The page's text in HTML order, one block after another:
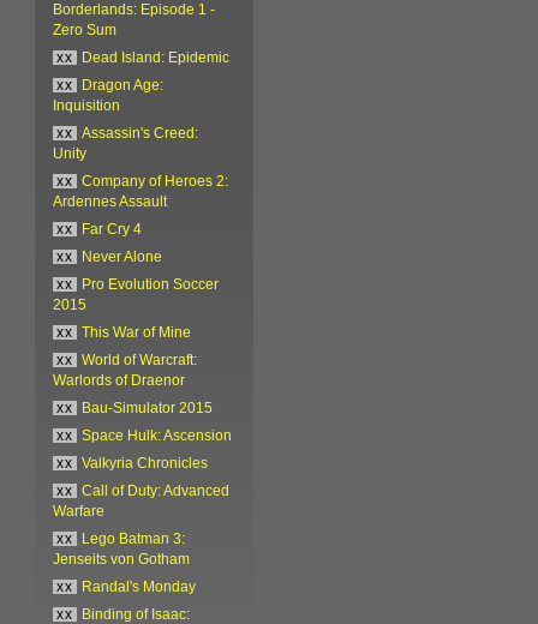
Borderlands: Episode 1 -
Zero Sum
xx
Dead Island: Epidemic
xx
Dragon Age:
Inquisition
xx
Assassin's Creed:
Unity
xx
Company of Heroes 2:
Ardennes Assault
xx
Far Cry 4
xx
Never Alone
xx
Pro Evolution Soccer
2015
xx
This War of Mine
xx
World of Warcraft:
Warlords of Draenor
xx
Bau-Simulator 2015
xx
Space Hulk: Ascension
xx
Valkyria Chronicles
xx
Call of Duty: Advanced
Warfare
xx
Lego Batman 3:
Jenseits von Gotham
xx
Randal's Monday
xx
Binding of Isaac: